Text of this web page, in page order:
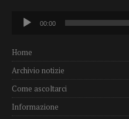
Audio
Player
00:00
Home
Archivio notizie
Come ascoltarci
Informazione